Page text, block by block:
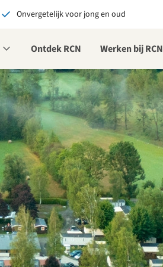
Onvergetelijk voor jong en oud
Ontdek RCN Werken bij RCN